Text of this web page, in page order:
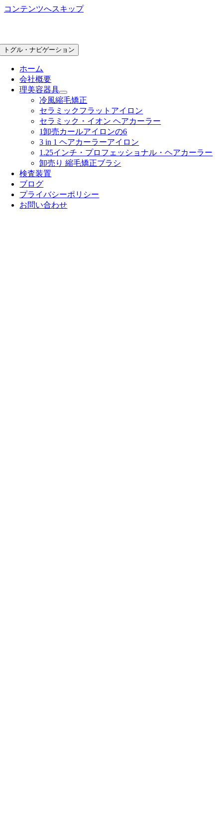
コンテンツへスキップ
トグル・ナビゲーション
ホーム
会社概要
理美容器具
冷風縮毛矯正
セラミックフラットアイロン
セラミック・イオン ヘアカーラー
1卸売カールアイロンの6
3 in 1 ヘアカーラーアイロン
1.25インチ・プロフェッショナル・ヘアカーラー
卸売り 縮毛矯正ブラシ
検査装置
ブログ
プライバシーポリシー
お問い合わせ